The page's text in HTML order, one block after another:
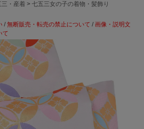
・産着
七五三女の子の着物・髪飾り
/無断販売・転売の禁止について /画像・説明文
て